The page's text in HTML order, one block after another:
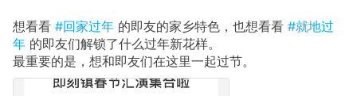
想看看 #回家过年 的即友的家乡特色，也想看看 #就地过
年 的即友们解锁了什么过年新花样。
最重要的是，想和即友们在这里一起过节。